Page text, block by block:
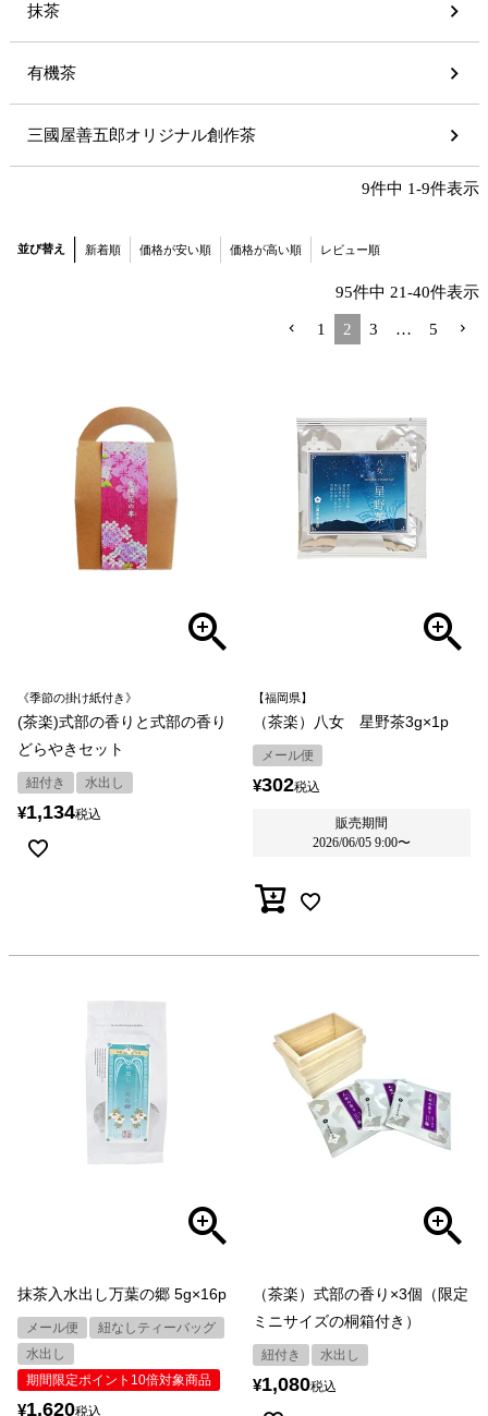
抹茶
有機茶
三國屋善五郎オリジナル創作茶
9件中 1-9件表示
並び替え 新着順 価格が安い順 価格が高い順 レビュー順
95件中 21-40件表示
1 2 3 … 5
《季節の掛け紙付き》
(茶楽)式部の香りと式部の香り
どらやきセット
紐付き 水出し
¥1,134税込
【福岡県】
（茶楽）八女 星野茶3g×1p
メール便
¥302税込
販売期間
2026/06/05 9:00〜
抹茶入水出し万葉の郷 5g×16p
メール便
紐なしティーバッグ
水出し
期間限定ポイント10倍対象商品
¥1,620税込
（茶楽）式部の香り×3個（限定
ミニサイズの桐箱付き）
紐付き 水出し
¥1,080税込